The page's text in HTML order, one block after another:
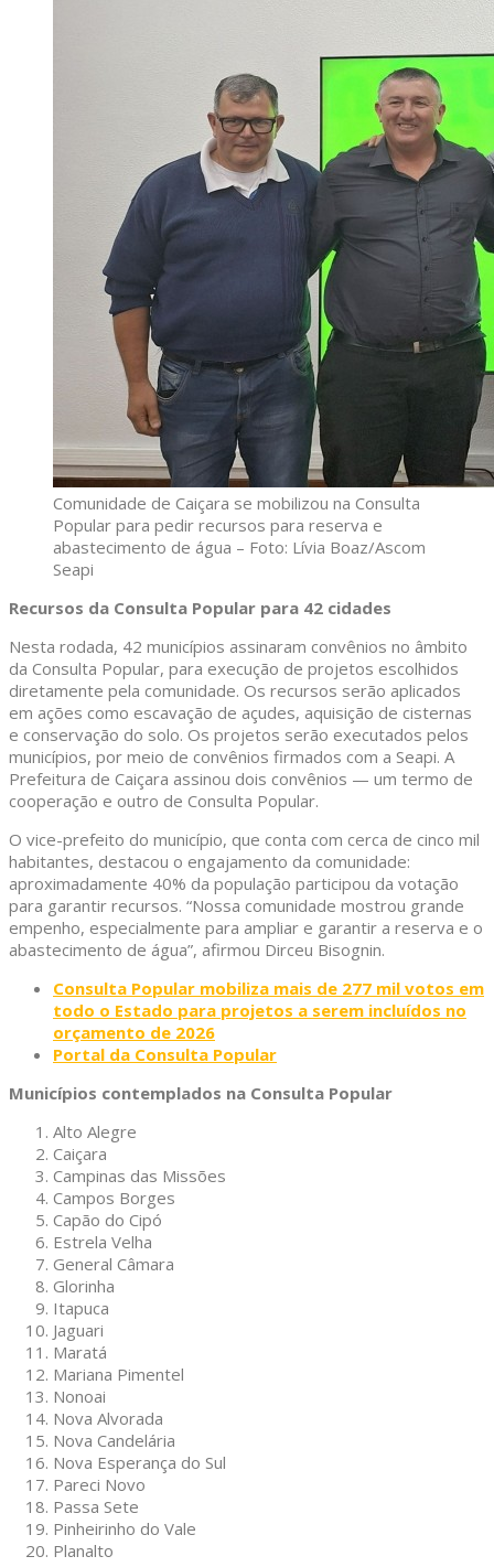
Comunidade de Caiçara se mobilizou na Consulta
Popular para pedir recursos para reserva e
abastecimento de água – Foto: Lívia Boaz/Ascom
Seapi
Recursos da Consulta Popular para 42 cidades
Nesta rodada, 42 municípios assinaram convênios no âmbito
da Consulta Popular, para execução de projetos escolhidos
diretamente pela comunidade. Os recursos serão aplicados
em ações como escavação de açudes, aquisição de cisternas
e conservação do solo. Os projetos serão executados pelos
municípios, por meio de convênios firmados com a Seapi. A
Prefeitura de Caiçara assinou dois convênios — um termo de
cooperação e outro de Consulta Popular.
O vice-prefeito do município, que conta com cerca de cinco mil
habitantes, destacou o engajamento da comunidade:
aproximadamente 40% da população participou da votação
para garantir recursos. “Nossa comunidade mostrou grande
empenho, especialmente para ampliar e garantir a reserva e o
abastecimento de água”, afirmou Dirceu Bisognin.
Consulta Popular mobiliza mais de 277 mil votos em
todo o Estado para projetos a serem incluídos no
orçamento de 2026
Portal da Consulta Popular
Municípios contemplados na Consulta Popular
Alto Alegre
Caiçara
Campinas das Missões
Campos Borges
Capão do Cipó
Estrela Velha
General Câmara
Glorinha
Itapuca
Jaguari
Maratá
Mariana Pimentel
Nonoai
Nova Alvorada
Nova Candelária
Nova Esperança do Sul
Pareci Novo
Passa Sete
Pinheirinho do Vale
Planalto